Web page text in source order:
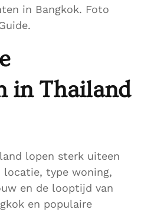
in Bangkok. Foto
in Thailand
lopen sterk uiteen
locatie, type woning,
en de looptijd van
en populaire